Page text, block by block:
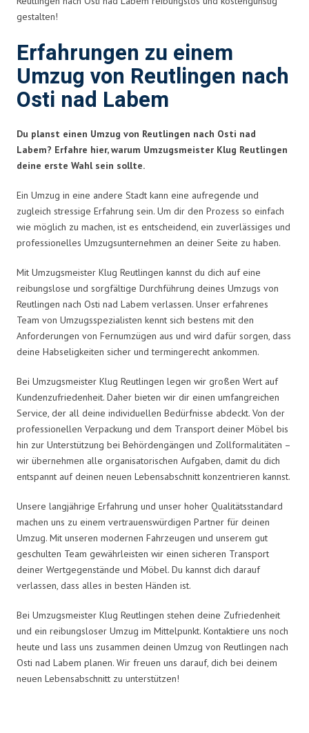
gestalten!
Erfahrungen zu einem
Umzug von Reutlingen nach
Osti nad Labem
Du planst einen Umzug von Reutlingen nach Osti nad
Labem? Erfahre hier, warum Umzugsmeister Klug Reutlingen
deine erste Wahl sein sollte.
Ein Umzug in eine andere Stadt kann eine aufregende und
zugleich stressige Erfahrung sein. Um dir den Prozess so einfach
wie möglich zu machen, ist es entscheidend, ein zuverlässiges und
professionelles Umzugsunternehmen an deiner Seite zu haben.
Mit Umzugsmeister Klug Reutlingen kannst du dich auf eine
reibungslose und sorgfältige Durchführung deines Umzugs von
Reutlingen nach Osti nad Labem verlassen. Unser erfahrenes
Team von Umzugsspezialisten kennt sich bestens mit den
Anforderungen von Fernumzügen aus und wird dafür sorgen, dass
deine Habseligkeiten sicher und termingerecht ankommen.
Bei Umzugsmeister Klug Reutlingen legen wir großen Wert auf
Kundenzufriedenheit. Daher bieten wir dir einen umfangreichen
Service, der all deine individuellen Bedürfnisse abdeckt. Von der
professionellen Verpackung und dem Transport deiner Möbel bis
hin zur Unterstützung bei Behördengängen und Zollformalitäten –
wir übernehmen alle organisatorischen Aufgaben, damit du dich
entspannt auf deinen neuen Lebensabschnitt konzentrieren kannst.
Unsere langjährige Erfahrung und unser hoher Qualitätsstandard
machen uns zu einem vertrauenswürdigen Partner für deinen
Umzug. Mit unseren modernen Fahrzeugen und unserem gut
geschulten Team gewährleisten wir einen sicheren Transport
deiner Wertgegenstände und Möbel. Du kannst dich darauf
verlassen, dass alles in besten Händen ist.
Bei Umzugsmeister Klug Reutlingen stehen deine Zufriedenheit
und ein reibungsloser Umzug im Mittelpunkt. Kontaktiere uns noch
heute und lass uns zusammen deinen Umzug von Reutlingen nach
Osti nad Labem planen. Wir freuen uns darauf, dich bei deinem
neuen Lebensabschnitt zu unterstützen!